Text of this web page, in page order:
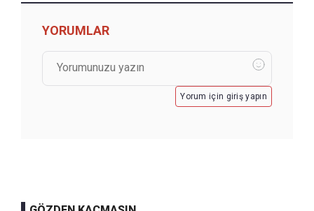
YORUMLAR
Yorum için giriş yapın